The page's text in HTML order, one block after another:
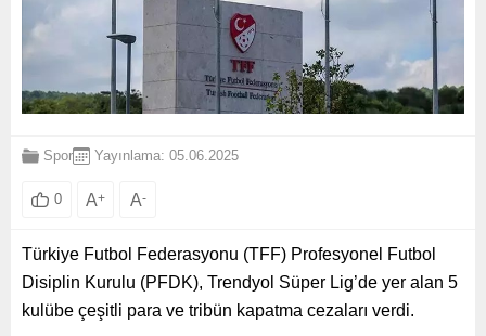
Spor Yayınlama: 05.06.2025
0 A+ A-
Türkiye Futbol Federasyonu (TFF) Profesyonel Futbol
Disiplin Kurulu (PFDK), Trendyol Süper Lig’de yer alan 5
kulübe çeşitli para ve tribün kapatma cezaları verdi.